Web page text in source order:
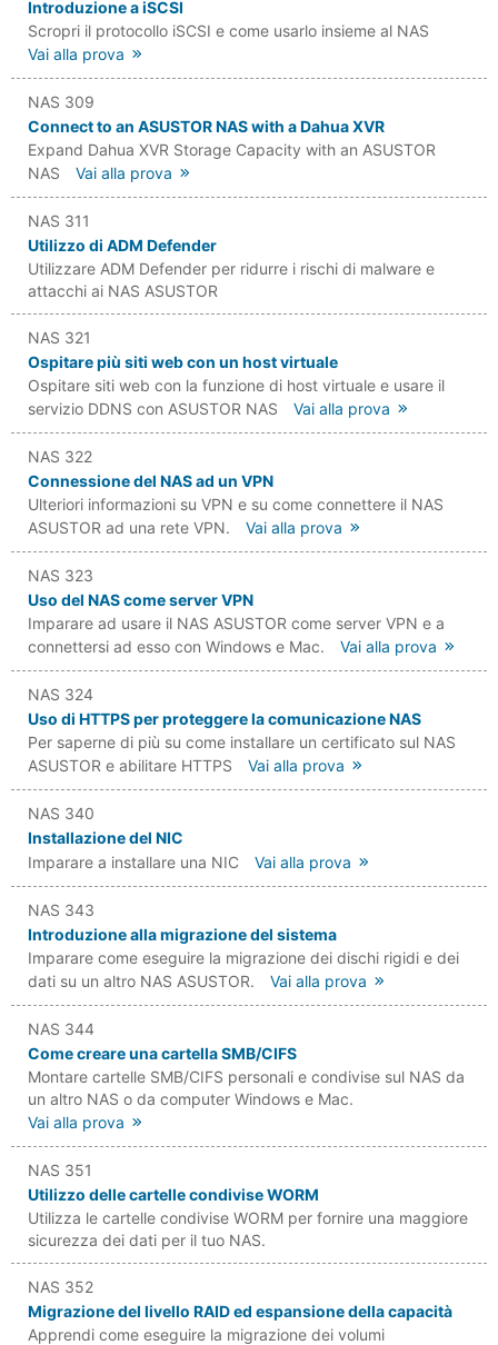
Introduzione a iSCSI
Scropri il protocollo iSCSI e come usarlo insieme al NAS
Vai alla prova
NAS 309
Connect to an ASUSTOR NAS with a Dahua XVR
Expand Dahua XVR Storage Capacity with an ASUSTOR
NAS
Vai alla prova
NAS 311
Utilizzo di ADM Defender
Utilizzare ADM Defender per ridurre i rischi di malware e
attacchi ai NAS ASUSTOR
NAS 321
Ospitare più siti web con un host virtuale
Ospitare siti web con la funzione di host virtuale e usare il
servizio DDNS con ASUSTOR NAS
Vai alla prova
NAS 322
Connessione del NAS ad un VPN
Ulteriori informazioni su VPN e su come connettere il NAS
ASUSTOR ad una rete VPN.
Vai alla prova
NAS 323
Uso del NAS come server VPN
Imparare ad usare il NAS ASUSTOR come server VPN e a
connettersi ad esso con Windows e Mac.
Vai alla prova
NAS 324
Uso di HTTPS per proteggere la comunicazione NAS
Per saperne di più su come installare un certificato sul NAS
ASUSTOR e abilitare HTTPS
Vai alla prova
NAS 340
Installazione del NIC
Imparare a installare una NIC
Vai alla prova
NAS 343
Introduzione alla migrazione del sistema
Imparare come eseguire la migrazione dei dischi rigidi e dei
dati su un altro NAS ASUSTOR.
Vai alla prova
NAS 344
Come creare una cartella SMB/CIFS
Montare cartelle SMB/CIFS personali e condivise sul NAS da
un altro NAS o da computer Windows e Mac.
Vai alla prova
NAS 351
Utilizzo delle cartelle condivise WORM
Utilizza le cartelle condivise WORM per fornire una maggiore
sicurezza dei dati per il tuo NAS.
NAS 352
Migrazione del livello RAID ed espansione della capacità
Apprendi come eseguire la migrazione dei volumi